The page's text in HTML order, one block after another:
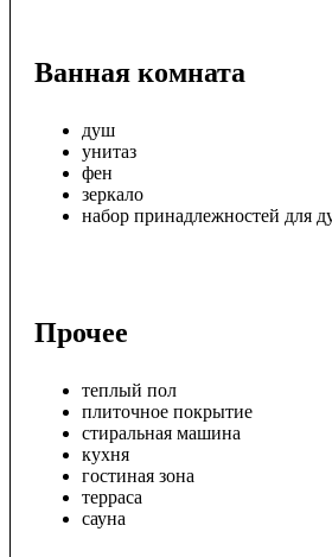
Ванная комната
душ
унитаз
фен
зеркало
набор принадлежностей для
Прочее
теплый пол
плиточное покрытие
стиральная машина
кухня
гостиная зона
терраса
сауна